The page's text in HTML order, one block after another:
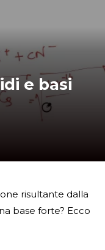
e basi
risultante dalla
base forte? Ecco